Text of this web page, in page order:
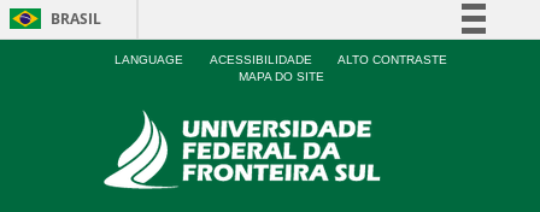
BRASIL
Simplifique!
Participe
Acesso à informação
LANGUAGE ACESSIBILIDADE
ALTO CONTRASTE
MAPA DO SITE